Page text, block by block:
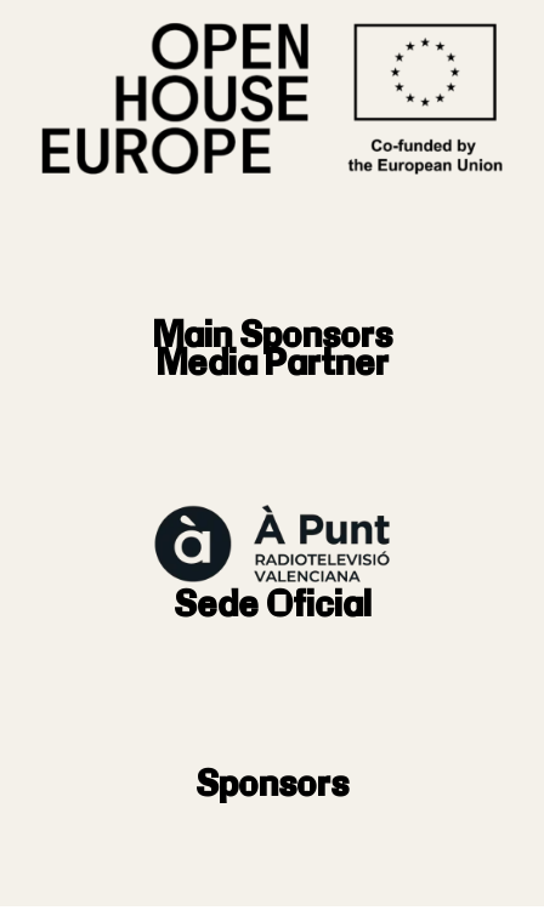
Main Sponsors
Media Partner
Sede Oficial
Sponsors